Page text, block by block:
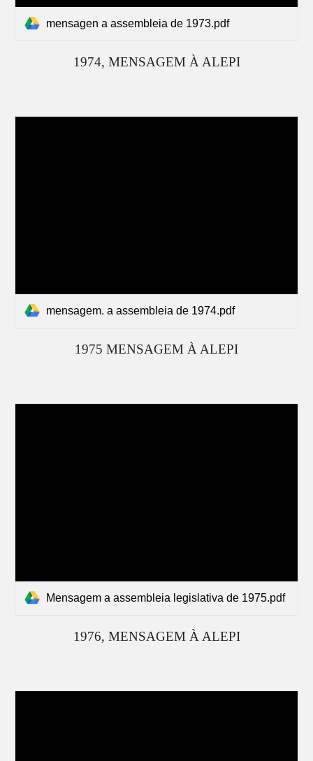
mensagen a assembleia de 1973.pdf
1974, MENSAGEM À ALEPI
mensagem. a assembleia de 1974.pdf
1975 MENSAGEM À ALEPI
Mensagem a assembleia legislativa de 1975.pdf
1976, MENSAGEM À ALEPI